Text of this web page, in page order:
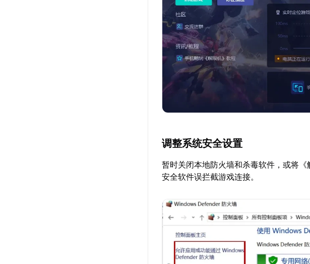
调整系统安全设置
暂时关闭本地防火墙和杀毒软件，或将
安全软件误拦截游戏连接。